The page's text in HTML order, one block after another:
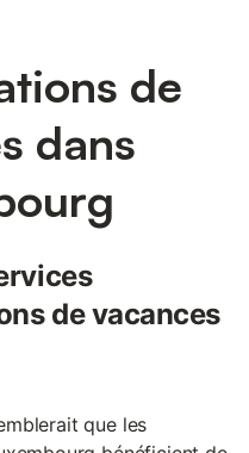
de
dans
de vacances
que les